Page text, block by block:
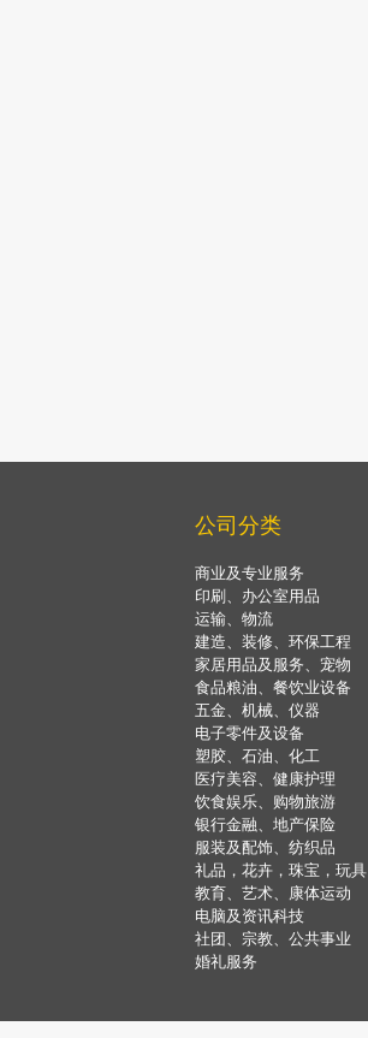
公司分类
商业及专业服务
印刷、办公室用品
运输、物流
建造、装修、环保工程
家居用品及服务、宠物
食品粮油、餐饮业设备
五金、机械、仪器
电子零件及设备
塑胶、石油、化工
医疗美容、健康护理
饮食娱乐、购物旅游
银行金融、地产保险
服装及配饰、纺织品
礼品，花卉，珠宝，玩具
教育、艺术、康体运动
电脑及资讯科技
社团、宗教、公共事业
婚礼服务